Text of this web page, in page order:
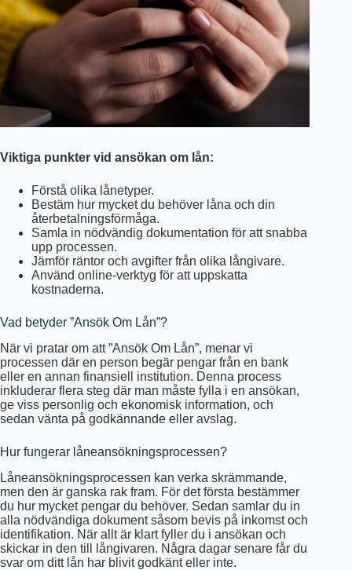
Viktiga punkter vid ansökan om lån:
Förstå olika lånetyper.
Bestäm hur mycket du behöver låna och din
återbetalningsförmåga.
Samla in nödvändig dokumentation för att snabba
upp processen.
Jämför räntor och avgifter från olika långivare.
Använd online-verktyg för att uppskatta
kostnaderna.
Vad betyder ”Ansök Om Lån”?
När vi pratar om att ”Ansök Om Lån”, menar vi
processen där en person begär pengar från en bank
eller en annan finansiell institution. Denna process
inkluderar flera steg där man måste fylla i en ansökan,
ge viss personlig och ekonomisk information, och
sedan vänta på godkännande eller avslag.
Hur fungerar låneansökningsprocessen?
Låneansökningsprocessen kan verka skrämmande,
men den är ganska rak fram. För det första bestämmer
du hur mycket pengar du behöver. Sedan samlar du in
alla nödvändiga dokument såsom bevis på inkomst och
identifikation. När allt är klart fyller du i ansökan och
skickar in den till långivaren. Några dagar senare får du
svar om ditt lån har blivit godkänt eller inte.